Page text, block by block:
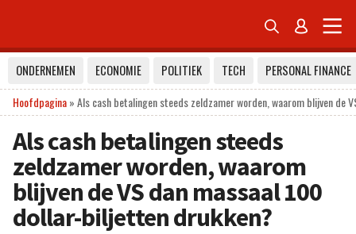
 
ONDERNEMEN ECONOMIE POLITIEK TECH
PERSONAL FINANCE
Hoofdpagina»Als cash betalingen steeds zeldzamer worden, waarom blijven de
Als cash betalingen steeds
zeldzamer worden, waarom
blijven de VS dan massaal 100
dollar-biljetten drukken?